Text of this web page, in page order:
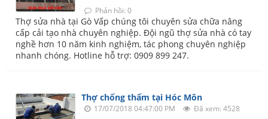
Phản hồi: 0
Thợ sửa nhà tại Gò Vấp chúng tôi chuyên sửa chữa nâng
cấp cải tạo nhà chuyên nghiệp. Đội ngũ thợ sửa nhà có tay
nghề hơn 10 năm kinh nghiệm, tác phong chuyên nghiệp
nhanh chóng. Hotline hỗ trợ: 0909 899 247.
Thợ chống thấm tại Hóc Môn
17/07/2018 04:47:00 PM
Đã xem: 4528